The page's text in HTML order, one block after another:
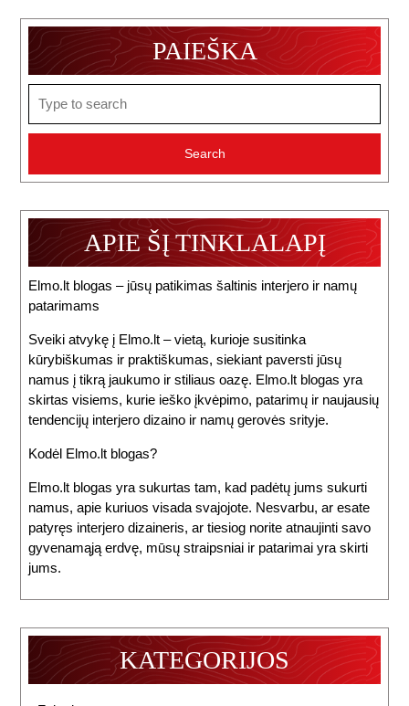
PAIEŠKA
for:
APIE ŠĮ TINKLALAPĮ
Elmo.lt blogas – jūsų patikimas šaltinis interjero ir namų
patarimams
Sveiki atvykę į Elmo.lt – vietą, kurioje susitinka
kūrybiškumas ir praktiškumas, siekiant paversti jūsų
namus į tikrą jaukumo ir stiliaus oazę. Elmo.lt blogas yra
skirtas visiems, kurie ieško įkvėpimo, patarimų ir naujausių
tendencijų interjero dizaino ir namų gerovės srityje.
Kodėl Elmo.lt blogas?
Elmo.lt blogas yra sukurtas tam, kad padėtų jums sukurti
namus, apie kuriuos visada svajojote. Nesvarbu, ar esate
patyręs interjero dizaineris, ar tiesiog norite atnaujinti savo
gyvenamąją erdvę, mūsų straipsniai ir patarimai yra skirti
jums.
KATEGORIJOS